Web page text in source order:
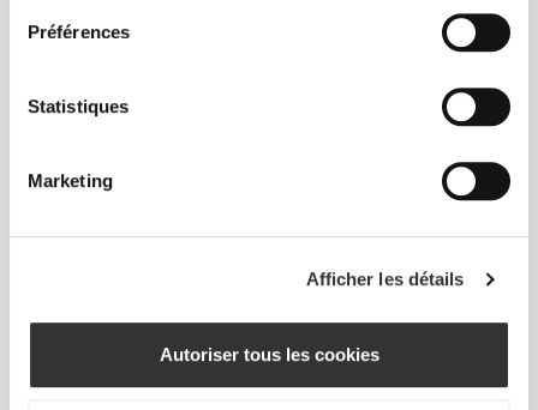
Préférences
Statistiques
Marketing
Afficher les détails
Autoriser tous les cookies
1 c. à soupe de Cacao Bio en
Place tous les ingrédients dans un